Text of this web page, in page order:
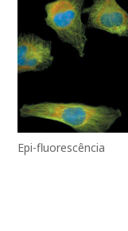
Epi-fluorescência